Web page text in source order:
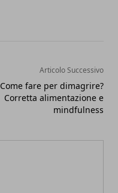
Articolo Successivo
Come fare per dimagrire?
Corretta alimentazione e
mindfulness